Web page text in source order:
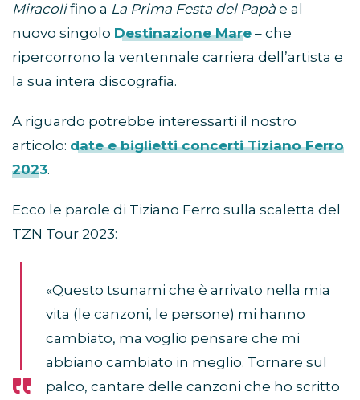
Miracolifino a La Prima Festa del Papà e al
nuovo singolo Destinazione Mare – che
ripercorrono la ventennale carriera dell’artista e
la sua intera discografia.
A riguardo potrebbe interessarti il nostro
articolo: date e biglietti concerti Tiziano Ferro
2023.
Ecco le parole di Tiziano Ferro sulla scaletta del
TZN Tour 2023:
«Questo tsunami che è arrivato nella mia
vita (le canzoni, le persone) mi hanno
cambiato, ma voglio pensare che mi
abbiano cambiato in meglio. Tornare sul
palco, cantare delle canzoni che ho scritto